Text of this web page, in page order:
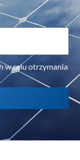
w celu otrzymania